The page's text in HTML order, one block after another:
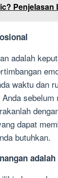
Penjelasan
adalah
waktu dan
sebelum
dapat
butuhkan.